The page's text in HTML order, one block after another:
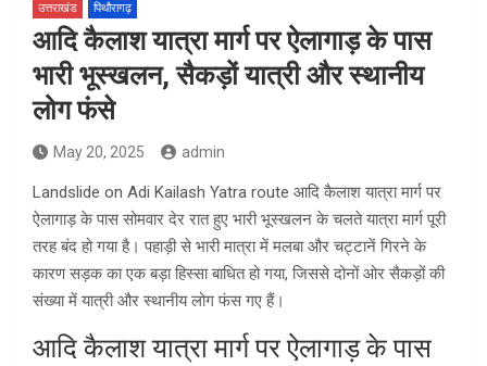
उत्तराखंड पिथौरागढ़
आदि कैलाश यात्रा मार्ग पर ऐलागाड़ के पास
भारी भूस्खलन, सैकड़ों यात्री और स्थानीय
लोग फंसे
May 20, 2025 admin
Landslide on Adi Kailash Yatra route आदि कैलाश यात्रा मार्ग पर
ऐलागाड़ के पास सोमवार देर रात हुए भारी भूस्खलन के चलते यात्रा मार्ग पूरी
तरह बंद हो गया है। पहाड़ी से भारी मात्रा में मलबा और चट्टानें गिरने के
कारण सड़क का एक बड़ा हिस्सा बाधित हो गया, जिससे दोनों ओर सैकड़ों की
संख्या में यात्री और स्थानीय लोग फंस गए हैं।
आदि कैलाश यात्रा मार्ग पर ऐलागाड़ के पास